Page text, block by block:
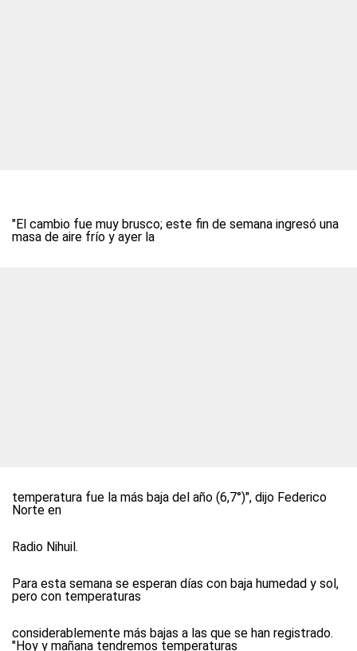
"El cambio fue muy brusco; este fin de semana ingresó una
masa de aire frío y ayer la
temperatura fue la más baja del año (6,7°)", dijo Federico
Norte en
Radio Nihuil.
Para esta semana se esperan días con baja humedad y sol,
pero con temperaturas
considerablemente más bajas a las que se han registrado.
"Hoy y mañana tendremos temperaturas